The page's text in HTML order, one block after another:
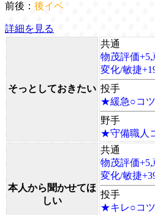
前後： 後イベ
詳細を見る
そっとしておきたい
共通
物茂評価
変化/敏捷
投手
★緩急○コ
野手
★守備職人
本人から聞かせてほ
しい
共通
物茂評価
変化/敏捷
投手
★キレ○コ